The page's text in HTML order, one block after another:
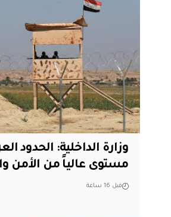
وزارة الداخلية: الحدود
مستوى عالياً من الأمن
قبل 16 ساعة